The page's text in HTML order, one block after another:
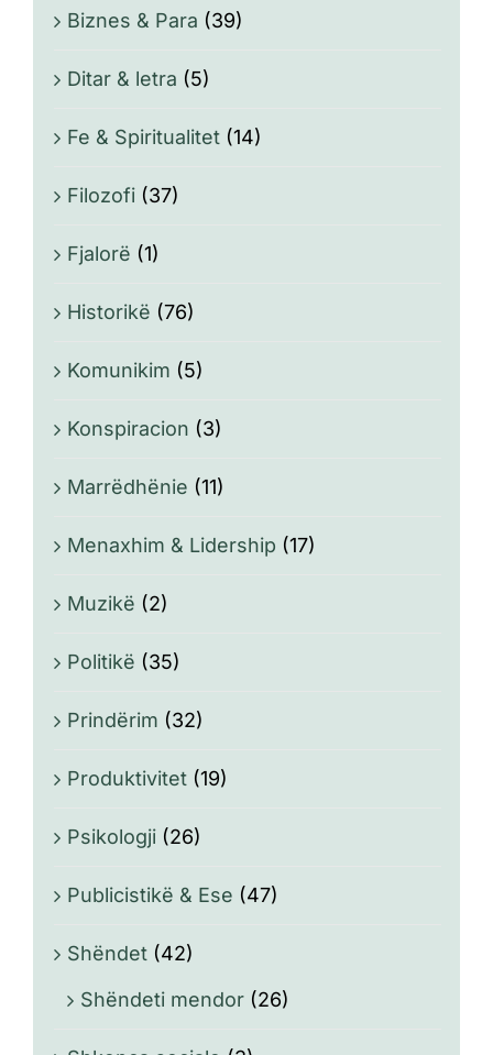
Biznes & Para (39)
Ditar & letra (5)
Fe & Spiritualitet (14)
Filozofi (37)
Fjalorë (1)
Historikë (76)
Komunikim (5)
Konspiracion (3)
Marrëdhënie (11)
Menaxhim & Lidership (17)
Muzikë (2)
Politikë (35)
Prindërim (32)
Produktivitet (19)
Psikologji (26)
Publicistikë & Ese (47)
Shëndet (42)
Shëndeti mendor (26)